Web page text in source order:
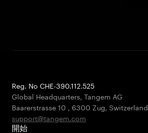
Reg. No CHE-390.112.525
Global Headquarters, Tangem AG
Baarerstrasse 10 , 6300 Zug, Switzerland
support@tangem.com
開始